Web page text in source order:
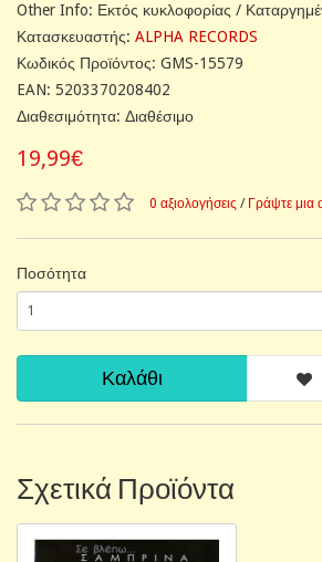
Other Info: Εκτός κυκλοφορίας /
Κατασκευαστής: ALPHA RECORDS
Κωδικός Προϊόντος: GMS-15579
EAN: 5203370208402
Διαθεσιμότητα: Διαθέσιμο
19,99€
0 αξιολογήσεις / Γράψτε μια
Ποσότητα
Καλάθι
Σχετικά Προϊόντα